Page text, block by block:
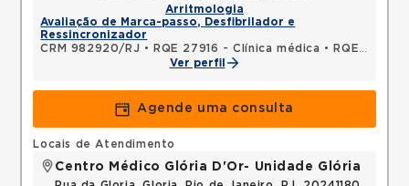
Arritmologia
Avaliação de Marca-passo, Desfibrilador e
Ressincronizador
CRM 982920/RJ • RQE 27916 - Clínica médica •
RQE 28595 - Cardiologia
Ver perfil
Agende uma consulta
Locais de Atendimento
Centro Médico Glória D'Or- Unidade Glória